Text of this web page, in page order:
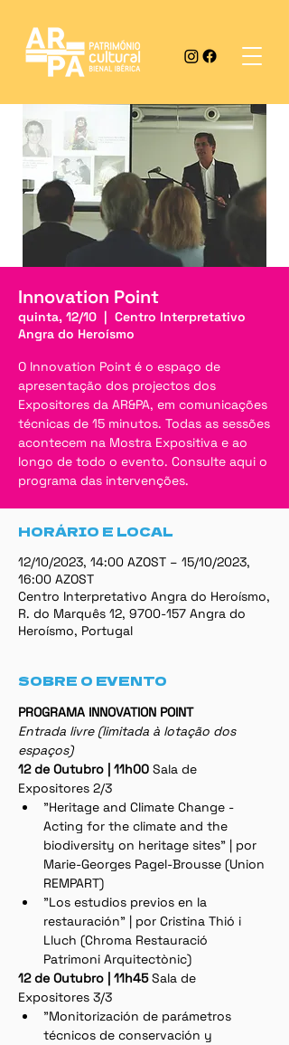
Innovation Point
quinta, 12/10
  |
Centro Interpretativo
Angra do Heroísmo
O Innovation Point é o espaço de
apresentação dos projectos dos
Expositores da AR&PA, em comunicações
técnicas de 15 minutos. Todas as sessões
acontecem na Mostra Expositiva e ao
longo de todo o evento. Consulte aqui o
programa das intervenções.
HORÁRIO E LOCAL
12/10/2023, 14:00 AZOST – 15/10/2023,
16:00 AZOST
Centro Interpretativo Angra do Heroísmo,
R. do Marquês 12, 9700-157 Angra do
Heroísmo, Portugal
SOBRE O EVENTO
PROGRAMA INNOVATION POINT
Entrada livre (limitada à lotação dos
espaços)
12 de Outubro | 11h00 Sala de
Expositores 2/3
"Heritage and Climate Change -
Acting for the climate and the
biodiversity on heritage sites" | por
Marie-Georges Pagel-Brousse (Union
REMPART)
"Los estudios previos en la
restauración" | por Cristina Thió i
Lluch (Chroma Restauració
Patrimoni Arquitectònic)
12 de Outubro | 11h45 Sala de
Expositores 3/3
"Monitorización de parámetros
técnicos de conservación y